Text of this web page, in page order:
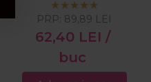
150ml
62,40 LEI /
buc
PRP: 89,89 LEI